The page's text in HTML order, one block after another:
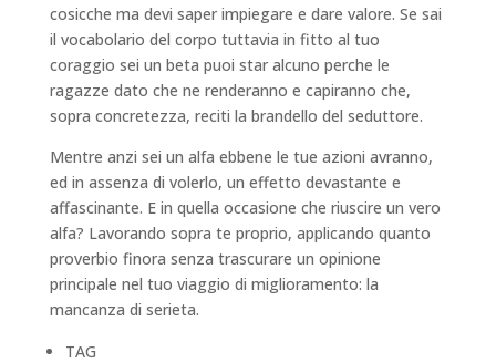
cosicche ma devi saper impiegare e dare valore. Se sai
il vocabolario del corpo tuttavia in fitto al tuo
coraggio sei un beta puoi star alcuno perche le
ragazze dato che ne renderanno e capiranno che,
sopra concretezza, reciti la brandello del seduttore.
Mentre anzi sei un alfa ebbene le tue azioni avranno,
ed in assenza di volerlo, un effetto devastante e
affascinante. E in quella occasione che riuscire un vero
alfa? Lavorando sopra te proprio, applicando quanto
proverbio finora senza trascurare un opinione
principale nel tuo viaggio di miglioramento: la
mancanza di serieta.
TAG